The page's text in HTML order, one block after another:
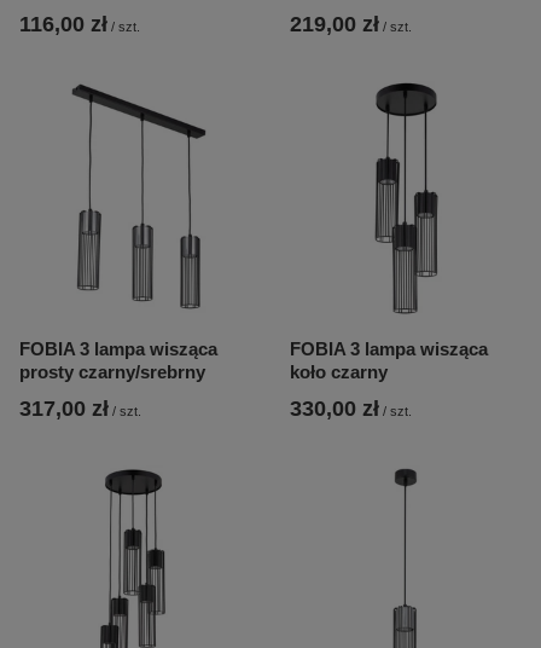
116,00 zł / szt. 219,00 zł / szt.
FOBIA 3 lampa wisząca
prosty czarny/srebrny
317,00 zł / szt.
FOBIA 3 lampa wisząca
koło czarny
330,00 zł / szt.